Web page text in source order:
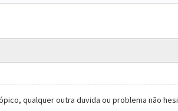
qualquer outra duvida ou problema não